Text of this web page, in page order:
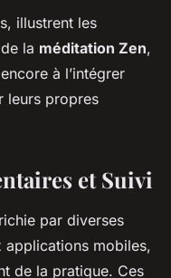
illustrent les
la méditation Zen,
à l’intégrer
leurs propres
et Suivi
par diverses
applications mobiles,
de la pratique. Ces